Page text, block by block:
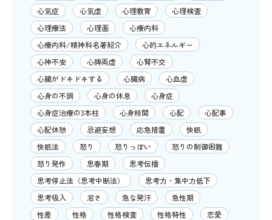
心気症
心気虚 心理教育
心理検査
心理療法
心理面
心療内科
心療内科/精神科名著紹介
心的エネルギー
心神不安
心脾両虚
心腎不交
心臓がドキドキする
心臓病
心血虚
心身の不調
心身の休息
心身症
心身症治療の3本柱
心身相関 心配
心配事
心配休憩
忌避妄想 応急措置
快眠
快眠法
怒り 怒りっぽい
怒りの制御困難
怒り発作
思春期
思考伝播
思考停止法（思考中断法）
思考力・集中力低下
思考吸入
怠さ 急な発汗
急性期
性差
性格 性格検査 性格特性
恋愛